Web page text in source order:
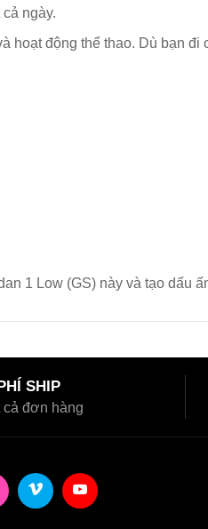
ngày.
động thể thao. Dù bạn
1 Low (GS) này và tạo dấu
SHIP
cả đơn hàng